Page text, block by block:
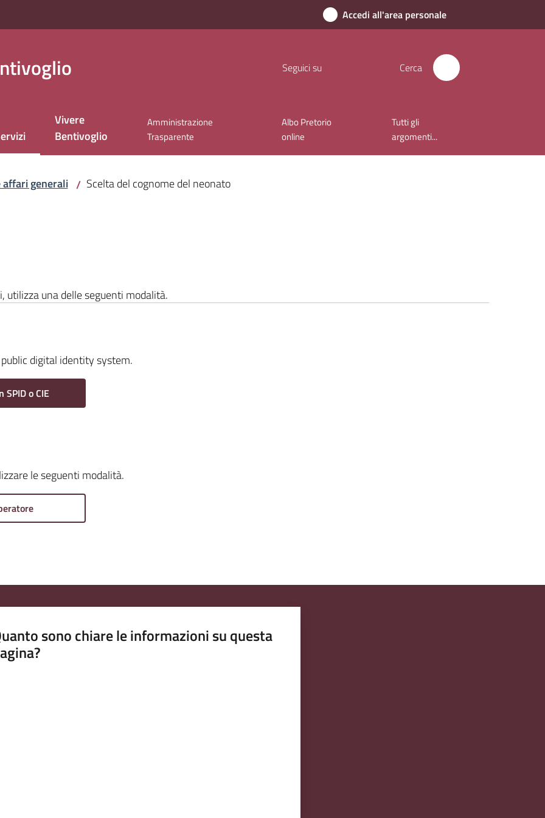
Accedi all'area personale
Seguici su Cerca
selezionato
Vivere
Bentivoglio
Amministrazione
Trasparente
Albo Pretorio
online
Tutti gli
argomenti...
generali / Scelta del cognome del neonato
utilizza una delle seguenti modalità.
digital identity system.
SPID o CIE
le seguenti modalità.
sono chiare le informazioni su questa